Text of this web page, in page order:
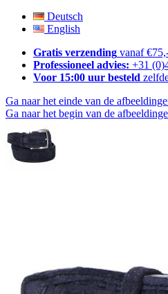
Deutsch
English
Gratis verzending vanaf
Professioneel advies: +31
Voor 15:00 uur besteld
Ga naar het einde van de
Ga naar het begin van de